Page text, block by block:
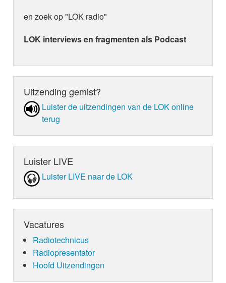
en zoek op "LOK radio"
LOK interviews en fragmenten als Podcast
Uitzending gemist?
Luister de uit­zen­din­gen van de LOK online
terug
Luister LIVE
Luister LIVE naar de LOK
Vacatures
Radiotechnicus
Radiopresentator
Hoofd Uitzendingen